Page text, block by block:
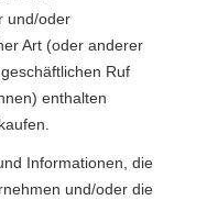
und/oder
Art (oder anderer
Ruf
enthalten
Informationen, die
und/oder die